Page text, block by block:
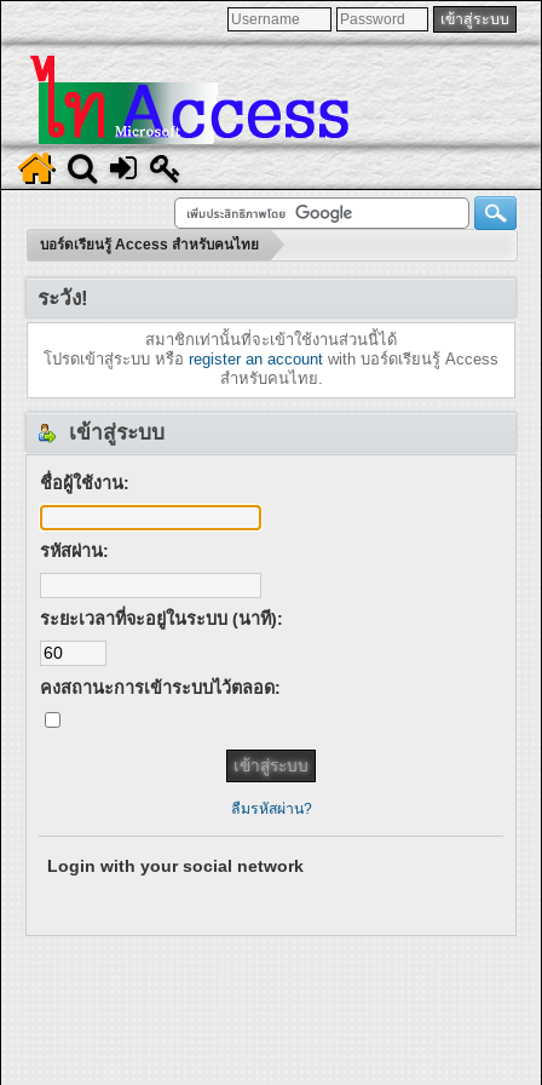
บอร์ดเรียนรู้ Access สำหรับคนไทย
ระวัง!
สมาชิกเท่านั้นที่จะเข้าใช้งานส่วนนี้ได้
โปรดเข้าสู่ระบบ หรือ register an account with บอร์ดเรียนรู้ Access
สำหรับคนไทย.
เข้าสู่ระบบ
ชื่อผู้ใช้งาน:
รหัสผ่าน:
ระยะเวลาที่จะอยู่ในระบบ (นาที):
คงสถานะการเข้าระบบไว้ตลอด:
ลืมรหัสผ่าน?
Login with your social network